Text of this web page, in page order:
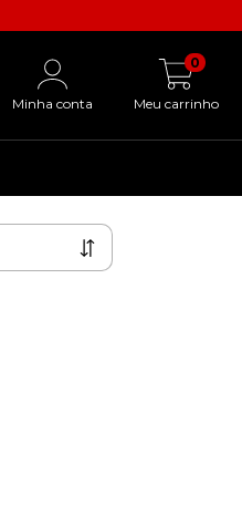
Minha conta Meu carrinho
0